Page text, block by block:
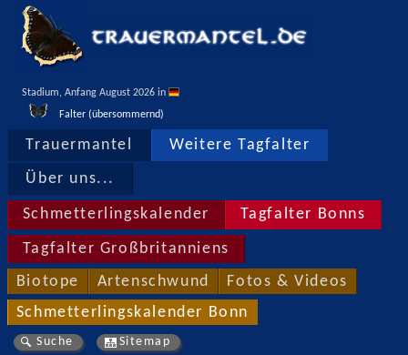
Stadium, Anfang August 2026 in
Falter (übersommernd)
Trauermantel Weitere Tagfalter
Über uns...
Schmetterlingskalender Tagfalter Bonns
Tagfalter Großbritanniens
Biotope Artenschwund Fotos & Videos
Schmetterlingskalender Bonn
Suche Sitemap